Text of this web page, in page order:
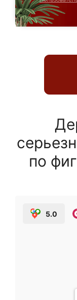
по
5.0